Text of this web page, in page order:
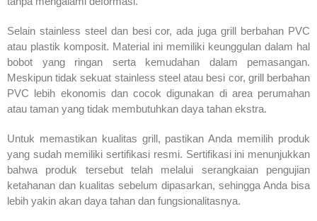
Selain stainless steel dan besi cor, ada juga grill berbahan PVC
atau plastik komposit. Material ini memiliki keunggulan dalam hal
bobot yang ringan serta kemudahan dalam pemasangan.
Meskipun tidak sekuat stainless steel atau besi cor, grill berbahan
PVC lebih ekonomis dan cocok digunakan di area perumahan
atau taman yang tidak membutuhkan daya tahan ekstra.
Untuk memastikan kualitas grill, pastikan Anda memilih produk
yang sudah memiliki sertifikasi resmi. Sertifikasi ini menunjukkan
bahwa produk tersebut telah melalui serangkaian pengujian
ketahanan dan kualitas sebelum dipasarkan, sehingga Anda bisa
lebih yakin akan daya tahan dan fungsionalitasnya.